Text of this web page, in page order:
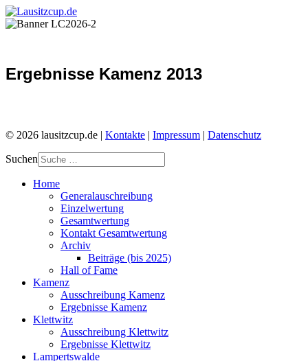
Ergebnisse Kamenz 2013
© 2026 lausitzcup.de | Kontakte | Impressum | Datenschutz
Suchen
Home
Generalauschreibung
Einzelwertung
Gesamtwertung
Kontakt Gesamtwertung
Archiv
Beiträge (bis 2025)
Hall of Fame
Kamenz
Ausschreibung Kamenz
Ergebnisse Kamenz
Klettwitz
Ausschreibung Klettwitz
Ergebnisse Klettwitz
Lampertswalde